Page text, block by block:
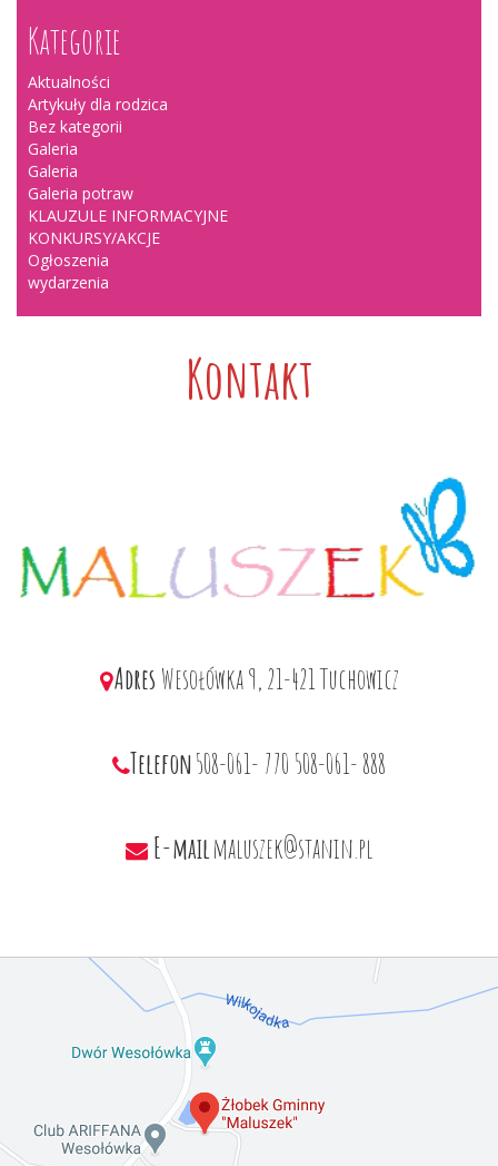
Kategorie
Aktualności
Artykuły dla rodzica
Bez kategorii
Galeria
Galeria
Galeria potraw
KLAUZULE INFORMACYJNE
KONKURSY/AKCJE
Ogłoszenia
wydarzenia
Kontakt
Adres Wesołówka 9, 21-421 Tuchowicz
Telefon508-061- 770 508-061- 888
E-mail maluszek@stanin.pl